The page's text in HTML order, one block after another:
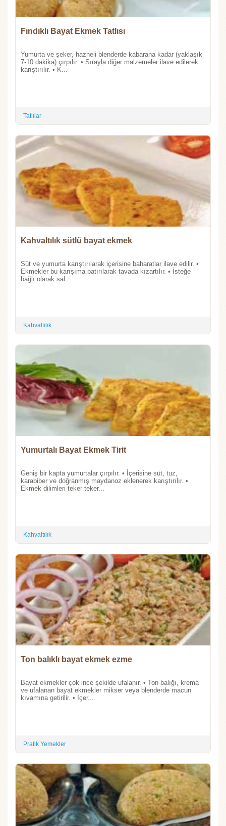
Fındıklı Bayat Ekmek Tatlısı
Yumurta ve şeker, hazneli blenderde kabarana kadar (yaklaşık
7-10 dakika) çırpılır. • Sırayla diğer malzemeler ilave edilerek
karıştırılır. • K...
Tatlılar
Kahvaltılık sütlü bayat ekmek
Süt ve yumurta karıştırılarak içerisine baharatlar ilave edilir. •
Ekmekler bu karışıma batırılarak tavada kızartılır. • İsteğe
bağlı olarak sal...
Kahvaltılık
Yumurtalı Bayat Ekmek Tirit
Geniş bir kapta yumurtalar çırpılır. • İçerisine süt, tuz,
karabiber ve doğranmış maydanoz eklenerek karıştırılır. •
Ekmek dilimleri teker teker...
Kahvaltılık
Ton balıklı bayat ekmek ezme
Bayat ekmekler çok ince şekilde ufalanır. • Ton balığı, krema
ve ufalanan bayat ekmekler mikser veya blenderde macun
kıvamına getirilir. • İçer...
Pratik Yemekler